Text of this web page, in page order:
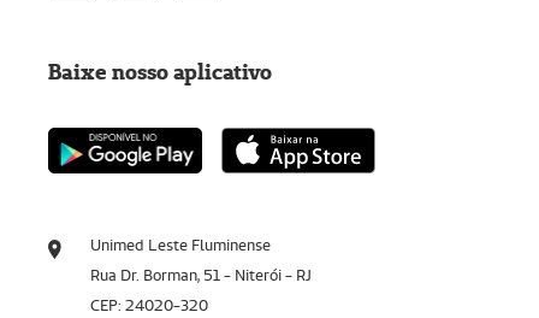
Unimed Leste Fluminense
Rua Dr. Borman, 51 - Niterói - RJ
CEP: 24020-320
Baixe nosso aplicativo